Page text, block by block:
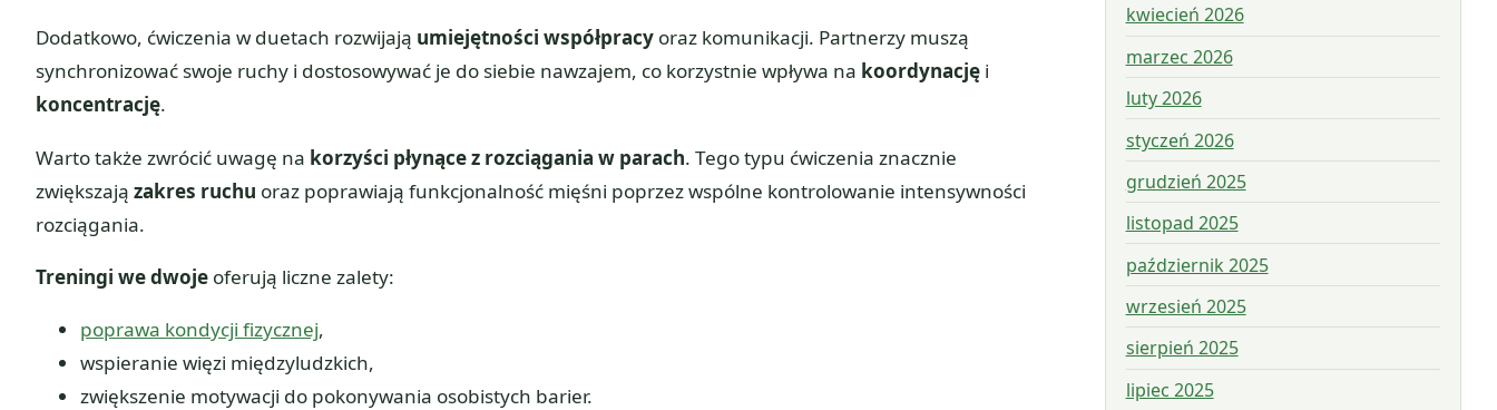
Dodatkowo, ćwiczenia w duetach rozwijają umiejętności współpracy oraz komunikacji. Partnerzy muszą
synchronizować swoje ruchy i dostosowywać je do siebie nawzajem, co korzystnie wpływa na koordynację i
koncentrację.
Warto także zwrócić uwagę na korzyści płynące z rozciągania w parach. Tego typu ćwiczenia znacznie
zwiększają zakres ruchu oraz poprawiają funkcjonalność mięśni poprzez wspólne kontrolowanie intensywności
rozciągania.
Treningi we dwoje oferują liczne zalety:
poprawa kondycji fizycznej,
wspieranie więzi międzyludzkich,
zwiększenie motywacji do pokonywania osobistych barier.
kwiecień 2026
marzec 2026
luty 2026
styczeń 2026
grudzień 2025
listopad 2025
październik 2025
wrzesień 2025
sierpień 2025
lipiec 2025